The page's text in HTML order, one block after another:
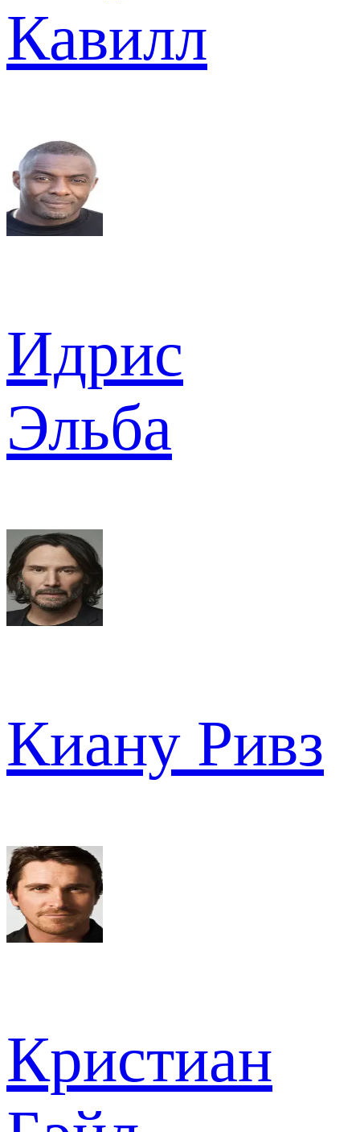
Кавилл
Идрис
Эльба
Киану Ривз
Кристиан